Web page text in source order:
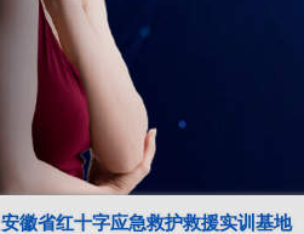
安徽省红十字应急救护救援实训基地